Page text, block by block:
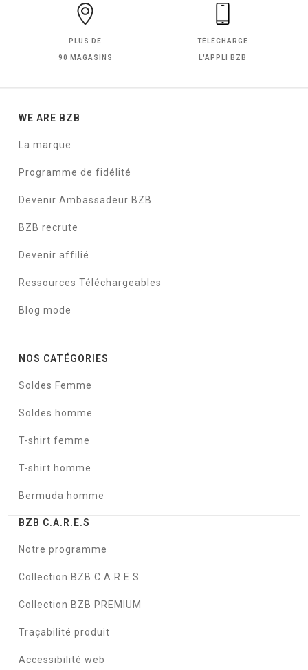
PLUS DE
90 MAGASINS
TÉLÉCHARGE
L'APPLI BZB
WE ARE BZB
La marque
Programme de fidélité
Devenir Ambassadeur BZB
BZB recrute
Devenir affilié
Ressources Téléchargeables
Blog mode
NOS CATÉGORIES
Soldes Femme
Soldes homme
T-shirt femme
T-shirt homme
Bermuda homme
BZB C.A.R.E.S
Notre programme
Collection BZB C.A.R.E.S
Collection BZB PREMIUM
Traçabilité produit
Accessibilité web